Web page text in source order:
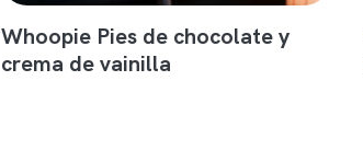
Whoopie Pies de chocolate y
crema de vainilla